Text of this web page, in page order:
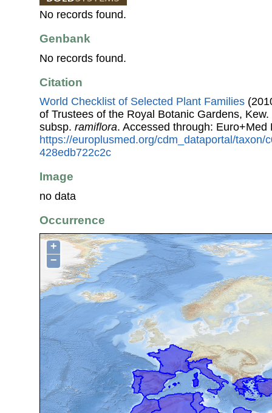
No records found.
Genbank
No records found.
Citation
World Checklist of Selected Plant Families
of Trustees of the Royal Botanic Gardens, Kew.
subsp. ramiflora. Accessed through: Euro+Med
https://europlusmed.org/cdm_dataportal/taxon/
428edb722c2c
Image
no data
Occurrence
+
−